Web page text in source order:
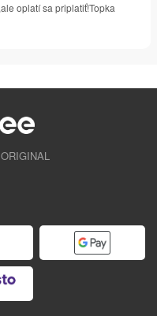
oplatí sa priplatiť!Topka